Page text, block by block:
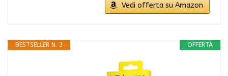
Vedi offerta su Amazon
OFFERTA
BESTSELLER N. 3